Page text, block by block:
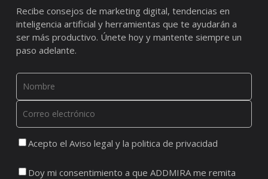
Recibe consejos de marketing digital, tendencias en
inteligencia artificial y herramientas que te ayudarán a
ser más productivo. Únete hoy y mantente siempre un
paso adelante.
Acepto el Aviso legal y la politica de privacidad
Doy mi consentimiento a que ADDMIRA me remita